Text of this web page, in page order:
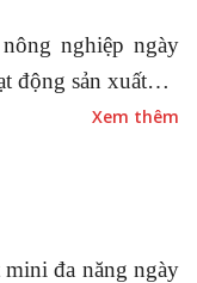
nghiệp ngày
động sản xuất…
Xem thêm
đa năng ngày